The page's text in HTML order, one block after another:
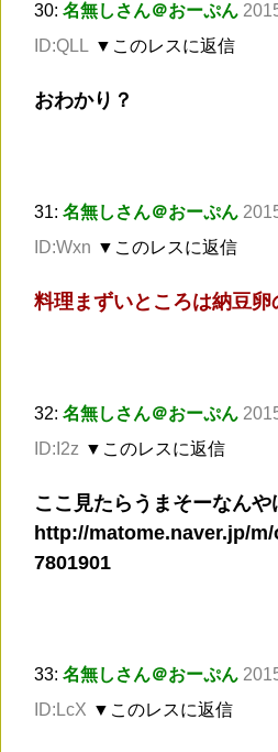
30: 名無しさん＠おーぷん
ID:QLL ▼このレスに返信
おわかり？
31: 名無しさん＠おーぷん
ID:Wxn ▼このレスに返信
料理まずいところは納豆
32: 名無しさん＠おーぷん
ID:I2z ▼このレスに返信
ここ見たらうまそーなんや
http://matome.naver.jp/m/
7801901
33: 名無しさん＠おーぷん
ID:LcX ▼このレスに返信